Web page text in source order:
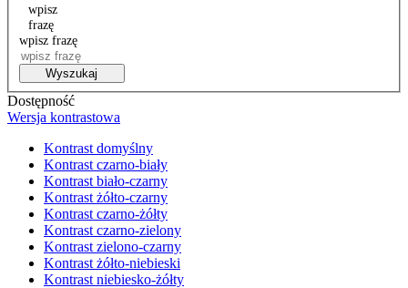
wpisz
frazę
wpisz frazę
Wyszukaj
Dostępność
Wersja kontrastowa
Kontrast domyślny
Kontrast czarno-biały
Kontrast biało-czarny
Kontrast żółto-czarny
Kontrast czarno-żółty
Kontrast czarno-zielony
Kontrast zielono-czarny
Kontrast żółto-niebieski
Kontrast niebiesko-żółty